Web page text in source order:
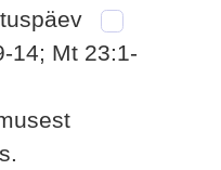
14; Mt 23:1-